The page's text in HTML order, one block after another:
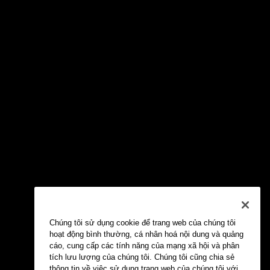
Chúng tôi sử dụng cookie để trang web của chúng tôi
hoạt động bình thường, cá nhân hoá nội dung và quảng
cáo, cung cấp các tính năng của mạng xã hội và phân
tích lưu lượng của chúng tôi. Chúng tôi cũng chia sẻ